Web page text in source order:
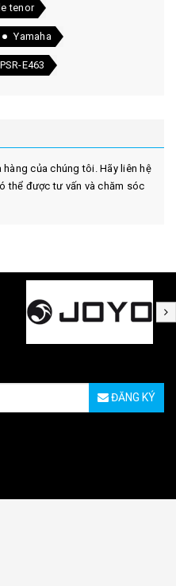
tenor
Yamaha
E463
của chúng tôi. Hãy liên hệ
thể được tư vấn và chăm sóc
ĐĂNG KÝ